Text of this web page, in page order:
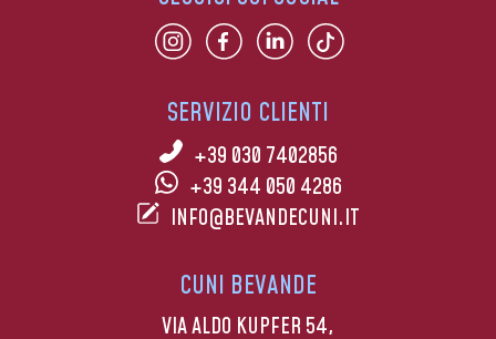
SERVIZIO CLIENTI
+39 030 7402856
+39 344 050 4286
INFO@BEVANDECUNI.IT
CUNI BEVANDE
VIA ALDO KUPFER 54,